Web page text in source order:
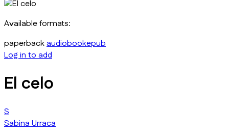
Available formats:
paperbackaudiobookepub
Log in to add
El celo
S
Sabina Urraca